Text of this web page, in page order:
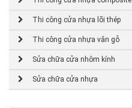
Thi công cửa nhựa lõi thép
Thi công cửa nhựa vân gỗ
Sửa chữa cửa nhôm kính
Sửa chữa cửa nhựa